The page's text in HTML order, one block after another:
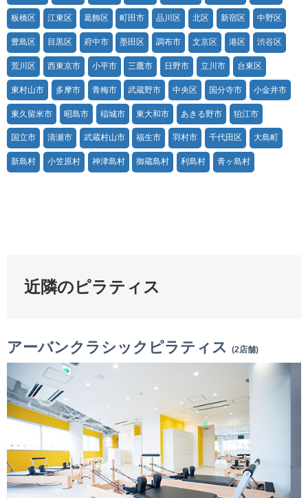
板橋区 江東区 葛飾区 町田市 品川区 北区 新宿区 中野区
豊島区 目黒区 府中市 墨田区 調布市 文京区 港区 渋谷区
荒川区 西東京市 小平市 三鷹市 日野市 立川市 台東区
東村山市 多摩市 青梅市 武蔵野市 中央区 国分寺市 小金井市
東久留米市 昭島市 稲城市 東大和市 あきる野市 狛江市
国立市 清瀬市 武蔵村山市 福生市 羽村市 千代田区 大島町
新島村 小笠原村 神津島村 御蔵島村 利島村 青ヶ島村
近隣のピラティス
アーバンクラシックピラティス (2店舗)